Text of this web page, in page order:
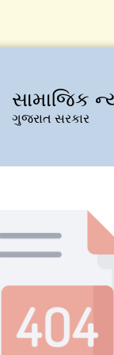
સામાજિક
ગુજરાત સરકાર